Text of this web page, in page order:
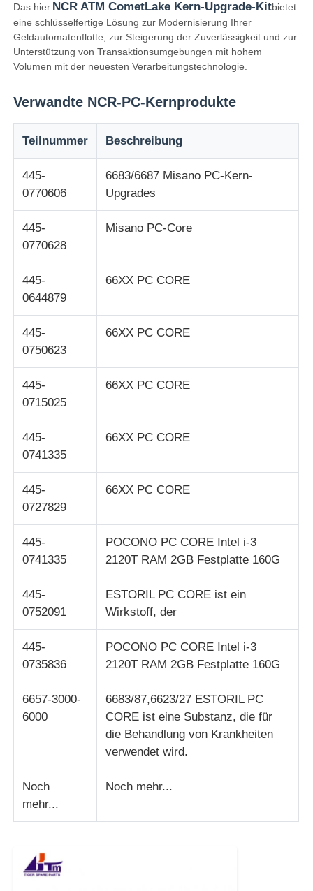
Glory NMD ATM-Teile
Genmega ATM -Teile
Banknoten-Sortierer
Karten-Drucker
Pos-Maschine
Ersatzteile für Geldautomaten
Geldautomat
Münzrecycler
Das hier. NCR ATM CometLake Kern-Upgrade-Kitbietet
eine schlüsselfertige Lösung zur Modernisierung Ihrer
Geldautomatenflotte, zur Steigerung der Zuverlässigkeit und zur
Unterstützung von Transaktionsumgebungen mit hohem
Volumen mit der neuesten Verarbeitungstechnologie.
Verwandte NCR-PC-Kernprodukte
Teilnummer Beschreibung
445-
0770606
6683/6687 Misano PC-Kern-
Upgrades
445-
0770628
Misano PC-Core
445-
0644879
66XX PC CORE
445-
0750623
66XX PC CORE
445-
0715025
66XX PC CORE
445-
0741335
66XX PC CORE
445-
0727829
66XX PC CORE
445-
0741335
POCONO PC CORE Intel i-3
2120T RAM 2GB Festplatte 160G
445-
0752091
ESTORIL PC CORE ist ein
Wirkstoff, der
445-
0735836
POCONO PC CORE Intel i-3
2120T RAM 2GB Festplatte 160G
6657-3000-
6000
6683/87,6623/27 ESTORIL PC
CORE ist eine Substanz, die für
die Behandlung von Krankheiten
verwendet wird.
Noch
mehr...
Noch mehr...